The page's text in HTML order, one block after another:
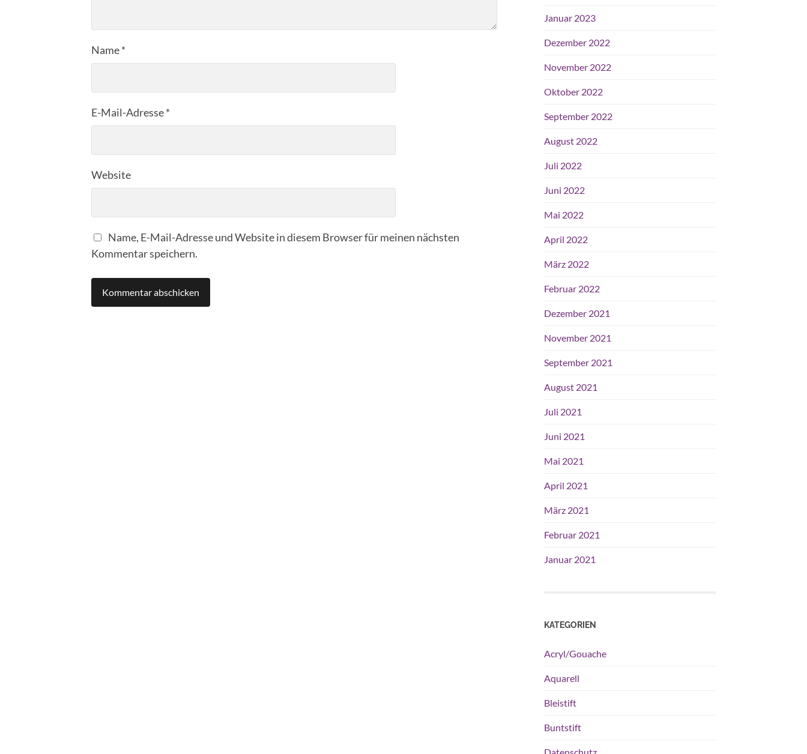
Name*
E-Mail-Adresse*
Website
Name, E-Mail-Adresse und Website in diesem Browser für meinen nächsten
Kommentar speichern.
Januar 2023
Dezember 2022
November 2022
Oktober 2022
September 2022
August 2022
Juli 2022
Juni 2022
Mai 2022
April 2022
März 2022
Februar 2022
Dezember 2021
November 2021
September 2021
August 2021
Juli 2021
Juni 2021
Mai 2021
April 2021
März 2021
Februar 2021
Januar 2021
KATEGORIEN
Acryl/Gouache
Aquarell
Bleistift
Buntstift